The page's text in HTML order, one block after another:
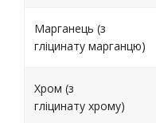
Марганець (з
гліцинату марганцю)
Хром (з
гліцинату хрому)